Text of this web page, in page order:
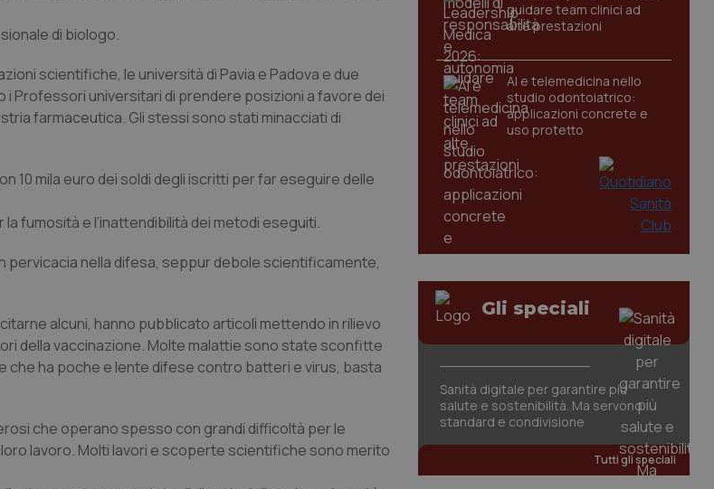
di biologo.
scientifiche, le università di Pavia e Padova e due
Professori universitari di prendere posizioni a favore dei
farmaceutica. Gli stessi sono stati minacciati di
10 mila euro dei soldi degli iscritti per far eseguire delle
fumosità e l’inattendibilità dei metodi eseguiti.
nella difesa, seppur debole scientificamente,
alcuni, hanno pubblicato articoli mettendo in rilievo
della vaccinazione. Molte malattie sono state sconfitte
che ha poche e lente difese contro batteri e virus, basta
che operano spesso con grandi difficoltà per le
lavoro. Molti lavori e scoperte scientifiche sono merito
guidare team clinici ad
alte prestazioni
AI e telemedicina nello
studio odontoiatrico:
applicazioni concrete e
uso protetto
Gli speciali
Sanità digitale per garantire più
salute e sostenibilità. Ma servono
standard e condivisione
Tutti gli speciali